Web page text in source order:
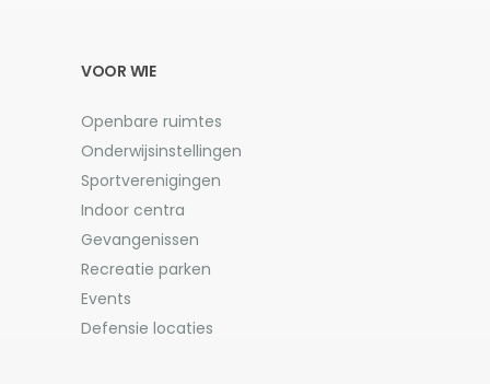
VOOR WIE
Openbare ruimtes
Onderwijsinstellingen
Sportverenigingen
Indoor centra
Gevangenissen
Recreatie parken
Events
Defensie locaties